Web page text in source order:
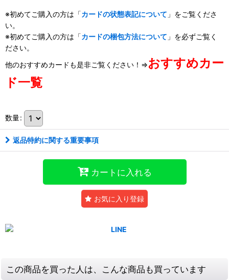
※初めてご購入の方は「カードの状態表記について 」をご覧くださ
い。
※初めてご購入の方は「カードの梱包方法について 」を必ずご覧く
ださい。
他のおすすめカードも是非ご覧ください！⇒おすすめカー
ド一覧
数量:
返品特約に関する重要事項
カートに入れる
お気に入り登録
この商品を買った人は、こんな商品も買っています